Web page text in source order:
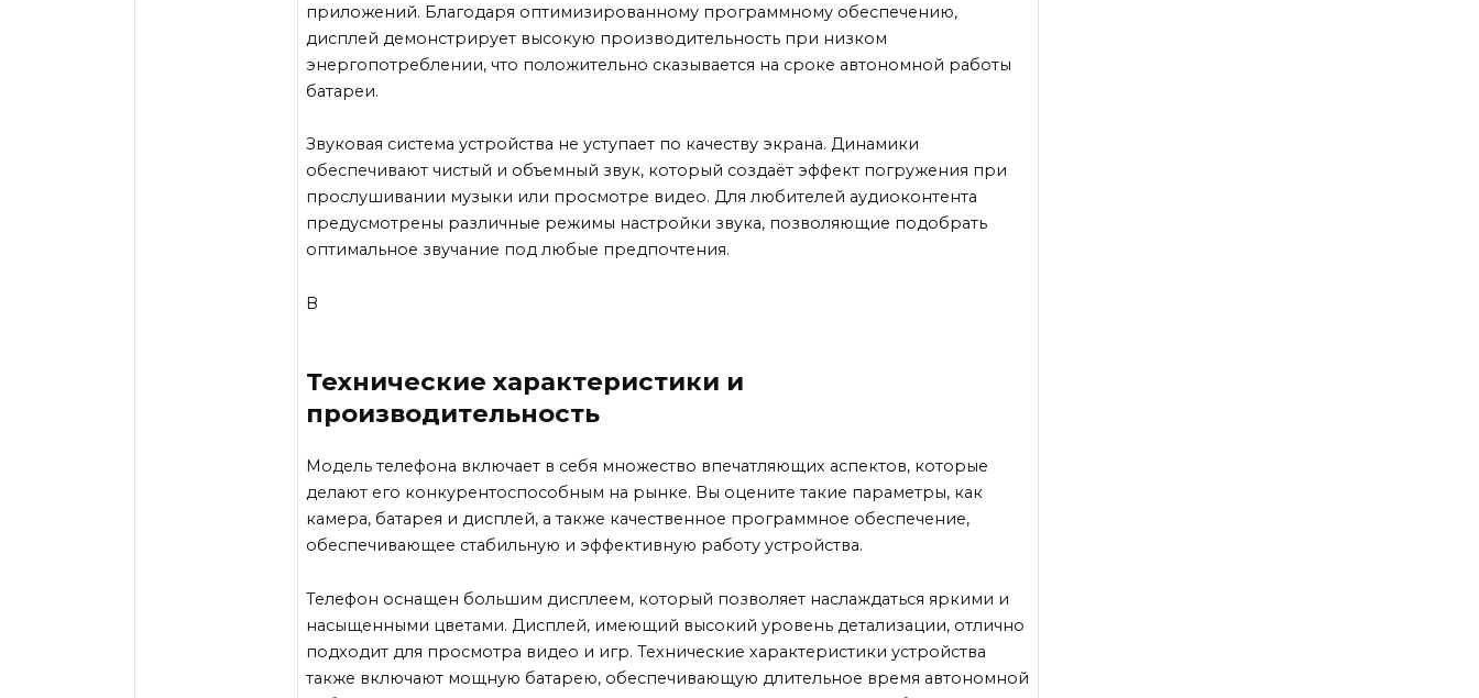
приложений. Благодаря оптимизированному программному обеспечению,
дисплей демонстрирует высокую производительность при низком
энергопотреблении, что положительно сказывается на сроке автономной работы
батареи.
Звуковая система устройства не уступает по качеству экрана. Динамики
обеспечивают чистый и объемный звук, который создаёт эффект погружения при
прослушивании музыки или просмотре видео. Для любителей аудиоконтента
предусмотрены различные режимы настройки звука, позволяющие подобрать
оптимальное звучание под любые предпочтения.
В
Технические характеристики и
производительность
Модель телефона включает в себя множество впечатляющих аспектов, которые
делают его конкурентоспособным на рынке. Вы оцените такие параметры, как
камера, батарея и дисплей, а также качественное программное обеспечение,
обеспечивающее стабильную и эффективную работу устройства.
Телефон оснащен большим дисплеем, который позволяет наслаждаться яркими и
насыщенными цветами. Дисплей, имеющий высокий уровень детализации, отлично
подходит для просмотра видео и игр. Технические характеристики устройства
также включают мощную батарею, обеспечивающую длительное время автономной